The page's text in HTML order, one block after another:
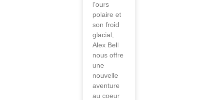
l’ours
polaire et
son froid
glacial,
Alex Bell
nous offre
une
nouvelle
aventure
au coeur